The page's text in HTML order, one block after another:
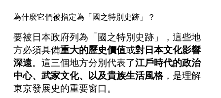
為什麼它們被指定為「國之特別史跡」？
要被日本政府列為「國之特別史跡」，這些地
方必須具備重大的歷史價值或對日本文化影響
深遠。這三個地方分別代表了江戶時代的政治
中心、武家文化、以及貴族生活風格，是理解
東京發展史的重要窗口。